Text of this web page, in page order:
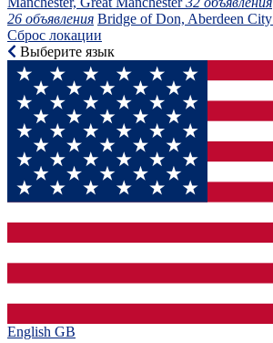
26 объявления Bridge of Don, Aberdeen City
Сброс локации
Выберите язык
English GB‎